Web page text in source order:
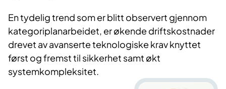
En tydelig trend som er blitt observert gjennom
kategoriplanarbeidet, er økende driftskostnader
drevet av avanserte teknologiske krav knyttet
først og fremst til sikkerhet samt økt
systemkompleksitet.